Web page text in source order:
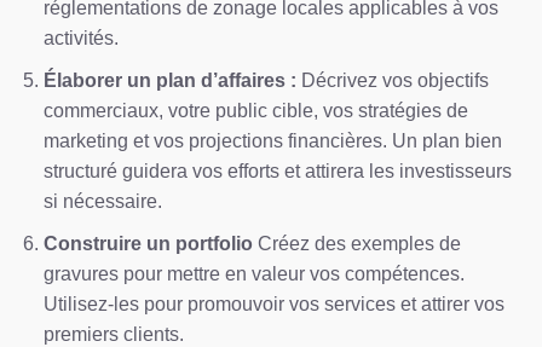
réglementations de zonage locales applicables à vos
activités.
Élaborer un plan d’affaires : Décrivez vos objectifs
commerciaux, votre public cible, vos stratégies de
marketing et vos projections financières. Un plan bien
structuré guidera vos efforts et attirera les investisseurs
si nécessaire.
Construire un portfolio Créez des exemples de
gravures pour mettre en valeur vos compétences.
Utilisez-les pour promouvoir vos services et attirer vos
premiers clients.